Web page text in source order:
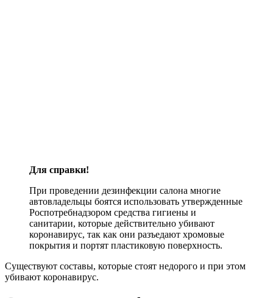
Для справки!
При проведении дезинфекции салона многие
автовладельцы боятся использовать утвержденные
Роспотребнадзором средства гигиены и
санитарии, которые действительно убивают
коронавирус, так как они разъедают хромовые
покрытия и портят пластиковую поверхность.
Существуют составы, которые стоят недорого и при этом
убивают коронавирус.